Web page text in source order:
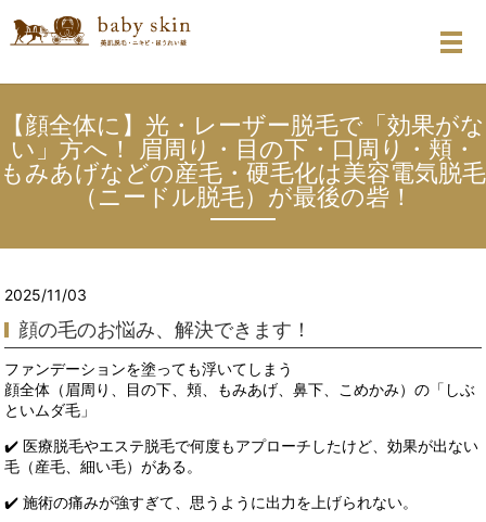
メ
【顔全体に】光・レーザー脱毛で「効果がな
い」方へ！ 眉周り・目の下・口周り・頬・
もみあげなどの産毛・硬毛化は美容電気脱毛
（ニードル脱毛）が最後の砦！
2025/11/03
顔の毛のお悩み、解決できます！
ファンデーションを塗っても浮いてしまう
顔全体（眉周り、目の下、頬、もみあげ、鼻下、こめかみ）の「しぶ
といムダ毛」
✔️ 医療脱毛やエステ脱毛で何度もアプローチしたけど、効果が出ない
毛（産毛、細い毛）がある。
✔️ 施術の痛みが強すぎて、思うように出力を上げられない。